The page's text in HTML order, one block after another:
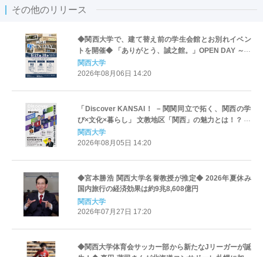
その他のリリース
◆関西大学で、建て替え前の学生会館とお別れイベン
トを開催◆ 「ありがとう、誠之館。」OPEN DAY ～寄
せ書きウォールも／「大屋根リング」一部再現の新館
へ～
関西大学
2026年08月06日 14:20
「Discover KANSAI！ －関関同立で拓く、関西の学
び×文化×暮らし」 文教地区「関西」の魅力とは！？ 関
関同立4大学の学長が語る「これからの高等教育の未
来」～8月26日(水) 名古屋・ミッドランドホール／山里
関西大学
2026年08月05日 14:20
◆宮本勝浩 関西大学名誉教授が推定◆ 2026年夏休み
国内旅行の経済効果は約9兆8,608億円
関西大学
2026年07月27日 17:20
◆関西大学体育会サッカー部から新たなJリーガーが誕